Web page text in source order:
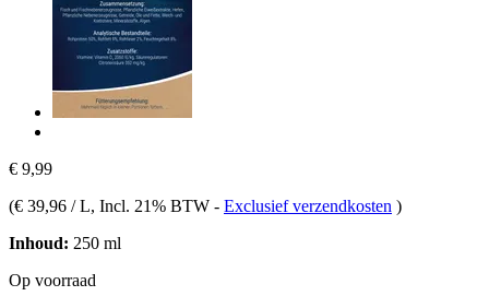
€ 9,99
(€ 39,96 / L, Incl. 21% BTW - Exclusief verzendkosten )
Inhoud: 250 ml
Op voorraad